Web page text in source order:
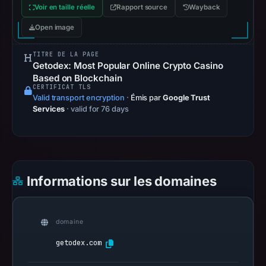
as
At
collection
time,
the
Collected
as
Voir en taille réelle Rapport source Wayback
Open image
TITRE DE LA PAGE
Getodex: Most Popular Online Crypto Casino
Based on Blockchain
CERTIFICAT TLS
Valid transport encryption · Émis par Google Trust
Services · valid for 76 days
Informations sur les domaines
domaine
getodex.com